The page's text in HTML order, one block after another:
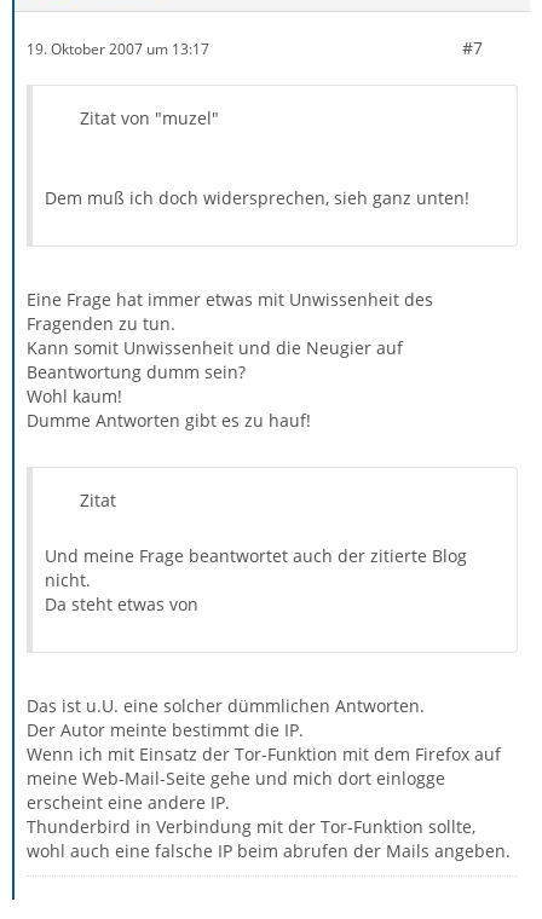
19. Oktober 2007 um 13:17 #7
Zitat von "muzel"
Dem muß ich doch widersprechen, sieh ganz unten!
Eine Frage hat immer etwas mit Unwissenheit des
Fragenden zu tun.
Kann somit Unwissenheit und die Neugier auf
Beantwortung dumm sein?
Wohl kaum!
Dumme Antworten gibt es zu hauf!
Zitat
Und meine Frage beantwortet auch der zitierte Blog
nicht.
Da steht etwas von
Das ist u.U. eine solcher dümmlichen Antworten.
Der Autor meinte bestimmt die IP.
Wenn ich mit Einsatz der Tor-Funktion mit dem Firefox auf
meine Web-Mail-Seite gehe und mich dort einlogge
erscheint eine andere IP.
Thunderbird in Verbindung mit der Tor-Funktion sollte,
wohl auch eine falsche IP beim abrufen der Mails angeben.